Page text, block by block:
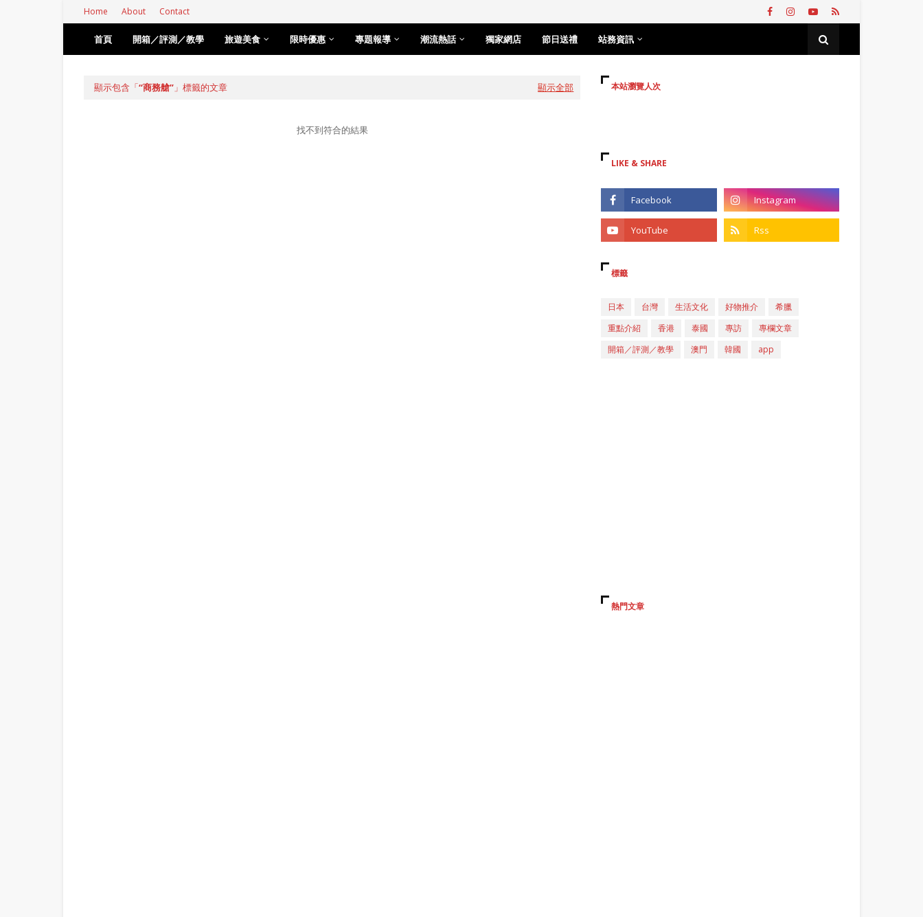
Home About Contact
首頁 開箱／評測／教學 旅遊美食 限時優惠 專題報導 潮流熱話 獨家網店 節日送禮 站務資訊
顯示包含「 商務艙 」標籤的文章 顯示全部
找不到符合的結果
本站瀏覽人次
LIKE & SHARE
標籤
日本 台灣 生活文化 好物推介
希臘
重點介紹
香港 泰國 專訪
專欄文章
開箱／評測／教學
澳門 韓國 app
熱門文章